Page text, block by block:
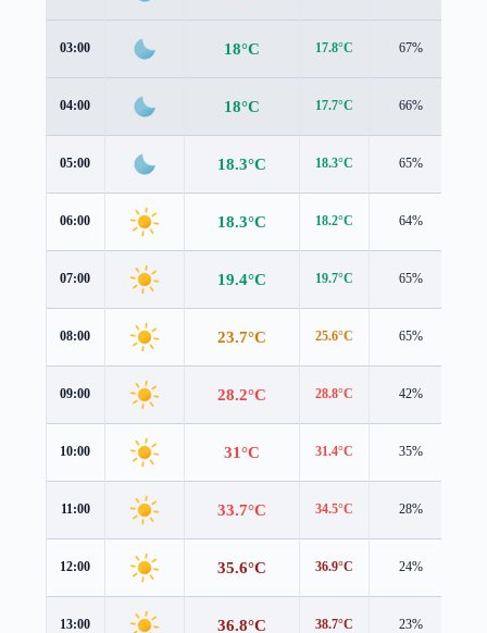
03:00 18°C 17.8°C 67%
04:00 18°C 17.7°C 66%
05:00 18.3°C 18.3°C 65%
06:00 18.3°C 18.2°C 64%
07:00 19.4°C 19.7°C 65%
08:00 23.7°C 25.6°C 65%
09:00 28.2°C 28.8°C 42%
10:00 31°C 31.4°C 35%
11:00 33.7°C 34.5°C 28%
12:00 35.6°C 36.9°C 24%
13:00 36.8°C 38.7°C 23%